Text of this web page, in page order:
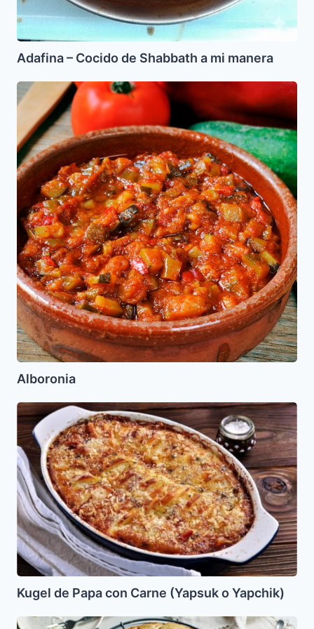
Adafina – Cocido de Shabbath a mi manera
Alboronia
Alboronia
Kugel
de
Papa
con
Carne
(Yapsuk
o
Yapchik)
Kugel de Papa con Carne (Yapsuk o Yapchik)
Pastel